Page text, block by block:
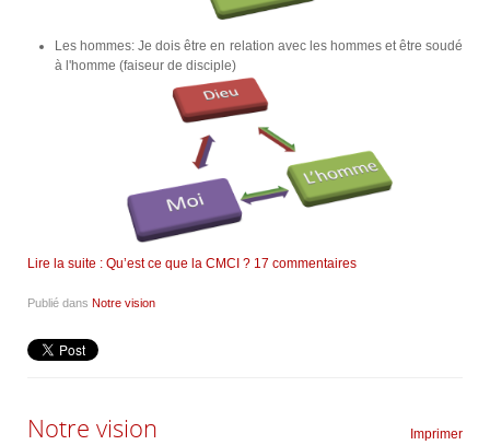
Les hommes: Je dois être en relation avec les hommes et être soudé
à l'homme (faiseur de disciple)
Lire la suite : Qu’est ce que la CMCI ? 17 commentaires
Publié dans Notre vision
Imprimer
Notre vision